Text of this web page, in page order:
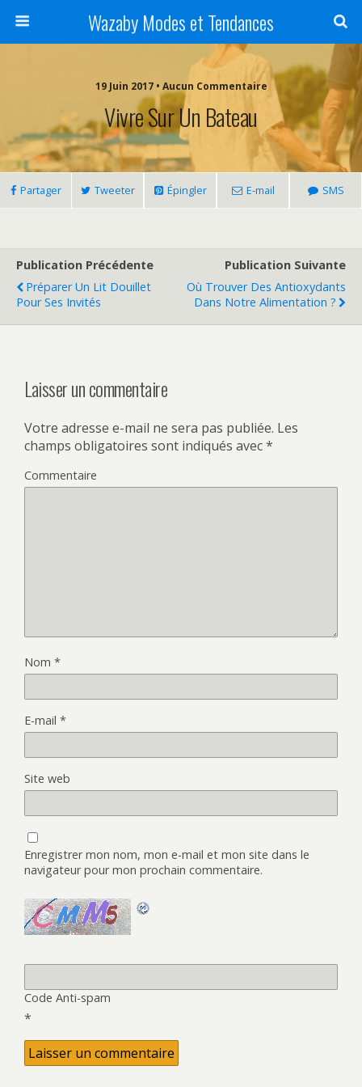
Wazaby Modes et Tendances
19 Juin 2017 • Aucun Commentaire
Vivre Sur Un Bateau
Partager Tweeter Épingler E-mail SMS
Publication Précédente
Préparer Un Lit Douillet
Pour Ses Invités
Publication Suivante
Où Trouver Des Antioxydants
Dans Notre Alimentation ?
Laisser un commentaire
Votre adresse e-mail ne sera pas publiée. Les
champs obligatoires sont indiqués avec*
Commentaire
Nom *
E-mail *
Site web
Enregistrer mon nom, mon e-mail et mon site dans le
navigateur pour mon prochain commentaire.
Code Anti-spam
*